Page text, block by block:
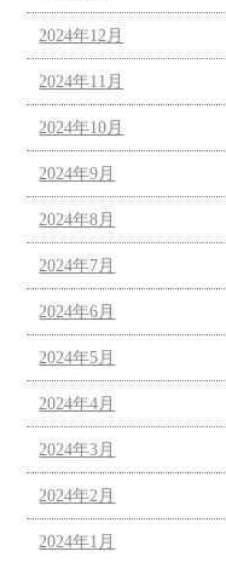
2024年12月
2024年11月
2024年10月
2024年9月
2024年8月
2024年7月
2024年6月
2024年5月
2024年4月
2024年3月
2024年2月
2024年1月